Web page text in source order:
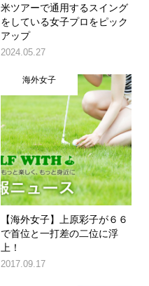
米ツアーで通用するスイング
をしている女子プロをピック
アップ
2024.05.27
海外女子
【海外女子】上原彩子が６６
で首位と一打差の二位に浮
上！
2017.09.17